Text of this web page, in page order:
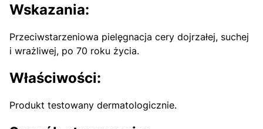
Wskazania:
Przeciwstarzeniowa pielęgnacja cery dojrzałej, suchej
i wrażliwej, po 70 roku życia.
Właściwości:
Produkt testowany dermatologicznie.